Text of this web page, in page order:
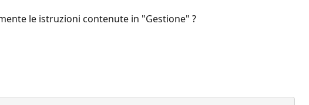
le istruzioni contenute in "Gestione" ?